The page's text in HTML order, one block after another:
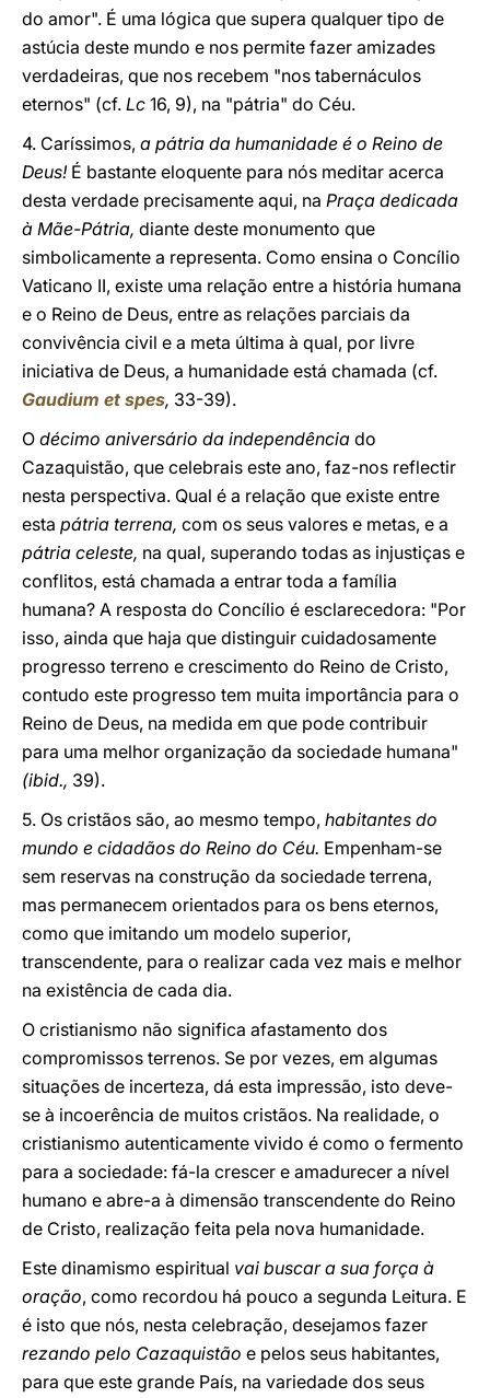
do amor". É uma lógica que supera qualquer tipo de
astúcia deste mundo e nos permite fazer amizades
verdadeiras, que nos recebem "nos tabernáculos
eternos" (cf. Lc 16, 9), na "pátria" do Céu.
4. Caríssimos, a pátria da humanidade é o Reino de
Deus!É bastante eloquente para nós meditar acerca
desta verdade precisamente aqui, na Praça dedicada
à Mãe-Pátria, diante deste monumento que
simbolicamente a representa. Como ensina o Concílio
Vaticano II, existe uma relação entre a história humana
e o Reino de Deus, entre as relações parciais da
convivência civil e a meta última à qual, por livre
iniciativa de Deus, a humanidade está chamada (cf.
Gaudium et spes, 33-39).
O décimo aniversário da independência do
Cazaquistão, que celebrais este ano, faz-nos reflectir
nesta perspectiva. Qual é a relação que existe entre
esta pátria terrena, com os seus valores e metas, e a
pátria celeste, na qual, superando todas as injustiças e
conflitos, está chamada a entrar toda a família
humana? A resposta do Concílio é esclarecedora: "Por
isso, ainda que haja que distinguir cuidadosamente
progresso terreno e crescimento do Reino de Cristo,
contudo este progresso tem muita importância para o
Reino de Deus, na medida em que pode contribuir
para uma melhor organização da sociedade humana"
(ibid., 39).
5. Os cristãos são, ao mesmo tempo, habitantes do
mundo e cidadãos do Reino do Céu. Empenham-se
sem reservas na construção da sociedade terrena,
mas permanecem orientados para os bens eternos,
como que imitando um modelo superior,
transcendente, para o realizar cada vez mais e melhor
na existência de cada dia.
O cristianismo não significa afastamento dos
compromissos terrenos. Se por vezes, em algumas
situações de incerteza, dá esta impressão, isto deve-
se à incoerência de muitos cristãos. Na realidade, o
cristianismo autenticamente vivido é como o fermento
para a sociedade: fá-la crescer e amadurecer a nível
humano e abre-a à dimensão transcendente do Reino
de Cristo, realização feita pela nova humanidade.
Este dinamismo espiritual vai buscar a sua força à
oração, como recordou há pouco a segunda Leitura. E
é isto que nós, nesta celebração, desejamos fazer
rezando pelo Cazaquistão e pelos seus habitantes,
para que este grande País, na variedade dos seus